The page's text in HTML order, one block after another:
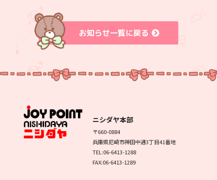
お知らせ一覧に戻る
ニシダヤ本部
〒660-0884
兵庫県尼崎市神田中通3丁目41番地
TEL:06-6413-1288
FAX:06-6413-1289